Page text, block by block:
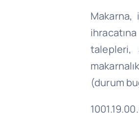
talepleri,
(durum